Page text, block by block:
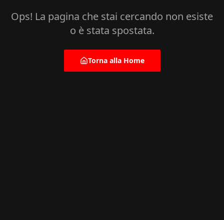
Ops! La pagina che stai cercando non esiste
o è stata spostata.
Torna alla Home